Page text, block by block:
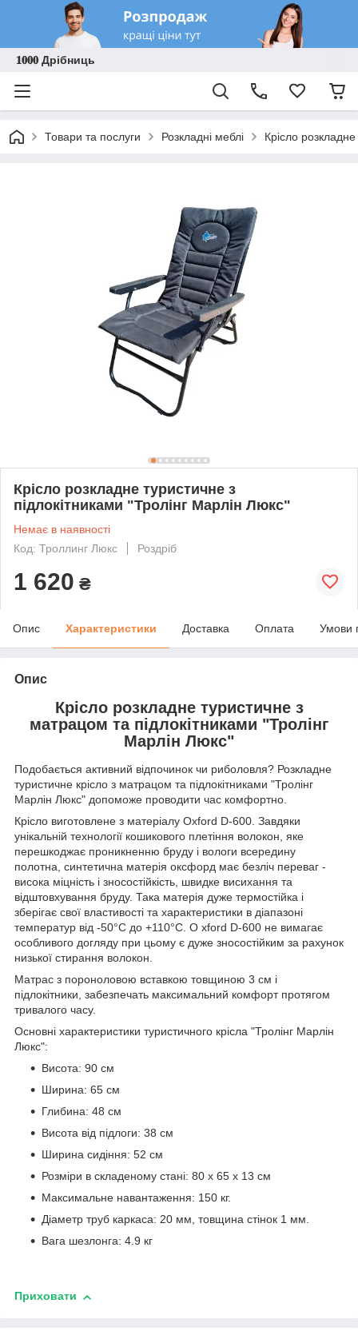
𝟏𝟎𝟎𝟎 Дрібниць
Товари та послуги Розкладні меблі Крісло
Крісло розкладне туристичне з
підлокітниками "Тролінг Марлін Люкс"
Немає в наявності
Код: Троллинг Люкс
Роздріб
1 620 ₴
Опис Характеристики Доставка Оплата Умови
Опис
Крісло розкладне туристичне з
матрацом та підлокітниками "Тролінг
Марлін Люкс"
Подобається активний відпочинок чи риболовля? Розкладне
туристичне крісло з матрацом та підлокітниками "Тролінг
Марлін Люкс" допоможе проводити час комфортно.
Крісло виготовлене з матеріалу Oxford D-600. Завдяки
унікальній технології кошикового плетіння волокон, яке
перешкоджає проникненню бруду і вологи всередину
полотна, синтетична матерія оксфорд має безліч переваг -
висока міцність і зносостійкість, швидке висихання та
відштовхування бруду. Така матерія дуже термостійка і
зберігає свої властивості та характеристики в діапазоні
температур від -50°С до +110°С. O xford D-600 не вимагає
особливого догляду при цьому є дуже зносостійким за рахунок
низької стирання волокон.
Матрас з пороноловою вставкою товщиною 3 см і
підлокітники, забезпечать максимальний комфорт протягом
тривалого часу.
Основні характеристики туристичного крісла "Тролінг Марлін
Люкс":
Висота: 90 см
Ширина: 65 см
Глибина: 48 см
Висота від підлоги: 38 см
Ширина сидіння: 52 см
Розміри в складеному стані: 80 х 65 х 13 см
Максимальне навантаження: 150 кг.
Діаметр труб каркаса: 20 мм, товщина стінок 1 мм.
Вага шезлонга: 4.9 кг
Приховати